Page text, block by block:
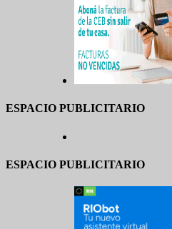
ESPACIO PUBLICITARIO
ESPACIO PUBLICITARIO